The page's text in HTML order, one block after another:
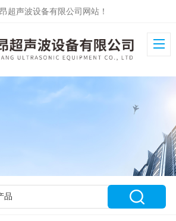
超声波设备有限公司网站！